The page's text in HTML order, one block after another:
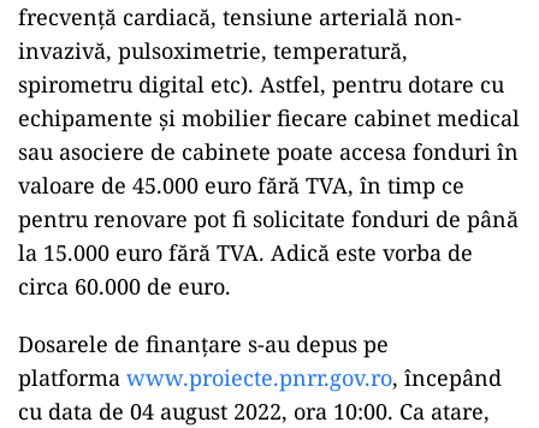
frecvență cardiacă, tensiune arterială non-
invazivă, pulsoximetrie, temperatură,
spirometru digital etc). Astfel, pentru dotare cu
echipamente și mobilier fiecare cabinet medical
sau asociere de cabinete poate accesa fonduri în
valoare de 45.000 euro fără TVA, în timp ce
pentru renovare pot fi solicitate fonduri de până
la 15.000 euro fără TVA. Adică este vorba de
circa 60.000 de euro.
Dosarele de finanțare s-au depus pe
platforma www.proiecte.pnrr.gov.ro, începând
cu data de 04 august 2022, ora 10:00. Ca atare,